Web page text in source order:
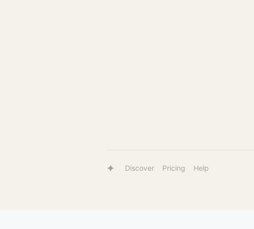
Discover Pricing Help